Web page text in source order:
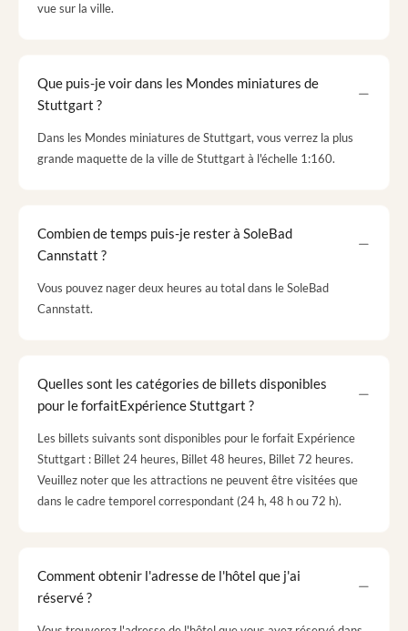
vue sur la ville.
Que puis-je voir dans les Mondes miniatures de
Stuttgart ?
Dans les Mondes miniatures de Stuttgart, vous verrez la plus
grande maquette de la ville de Stuttgart à l'échelle 1:160.
Combien de temps puis-je rester à SoleBad
Cannstatt ?
Vous pouvez nager deux heures au total dans le SoleBad
Cannstatt.
Quelles sont les catégories de billets disponibles
pour le forfaitExpérience Stuttgart ?
Les billets suivants sont disponibles pour le forfait Expérience
Stuttgart : Billet 24 heures, Billet 48 heures, Billet 72 heures.
Veuillez noter que les attractions ne peuvent être visitées que
dans le cadre temporel correspondant (24 h, 48 h ou 72 h).
Comment obtenir l'adresse de l'hôtel que j'ai
réservé ?